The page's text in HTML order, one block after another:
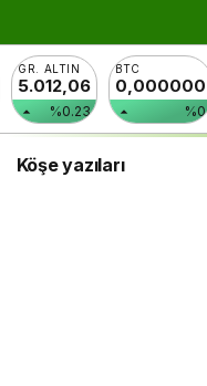
GR. ALTIN
5.012,06
%0.23
BTC
0,000000
%0
Köşe yazıları